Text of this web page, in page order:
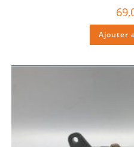
Ajouter